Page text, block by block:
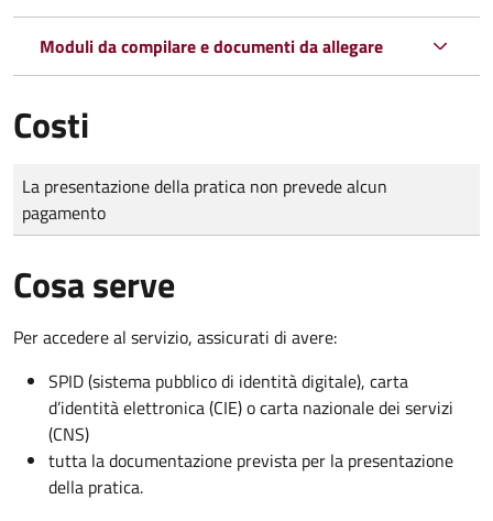
Moduli da compilare e documenti da allegare
Costi
Tipo di pagamento
Importo
La presentazione della pratica non prevede alcun
pagamento
Cosa serve
Per accedere al servizio, assicurati di avere:
SPID (sistema pubblico di identità digitale), carta
d’identità elettronica (CIE) o carta nazionale dei servizi
(CNS)
tutta la documentazione prevista per la presentazione
della pratica.